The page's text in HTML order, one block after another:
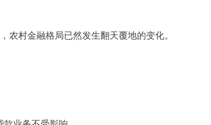
农村金融格局已然发生翻天覆地的变化。